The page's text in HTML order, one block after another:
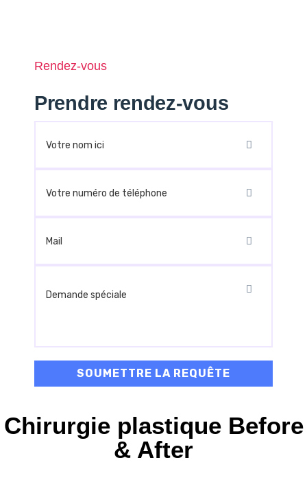
Rendez-vous
Prendre rendez-vous
Chirurgie plastique Before
& After